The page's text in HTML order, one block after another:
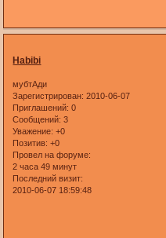
Habibi
мубтАди
Зарегистрирован: 2010-06-07
Приглашений: 0
Сообщений: 3
Уважение: +0
Позитив: +0
Провел на форуме:
2 часа 49 минут
Последний визит:
2010-06-07 18:59:48